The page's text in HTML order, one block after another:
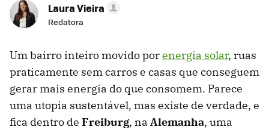
Laura Vieira
Redatora
Um bairro inteiro movido porenergia solar, ruas
praticamente sem carros e casas que conseguem
gerar mais energia do que consomem. Parece
uma utopia sustentável, mas existe de verdade, e
fica dentro de Freiburg, na Alemanha, uma